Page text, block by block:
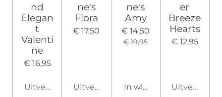
nd
Elegan
t
Valenti
ne
€ 16,95
Uitverkocht
ne's
Flora
€ 17,50
Uitverkocht
ne's
Amy
€ 14,50
€ 19,95
In winkelwagen
er
Breeze
Hearts
€ 12,95
Uitverkocht